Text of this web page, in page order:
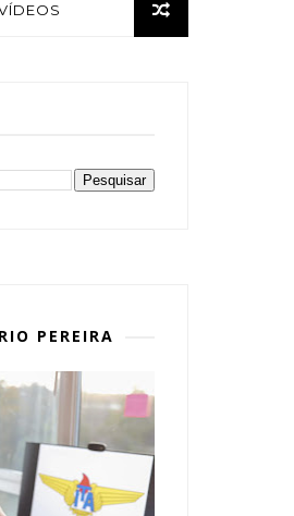
PEREIRA